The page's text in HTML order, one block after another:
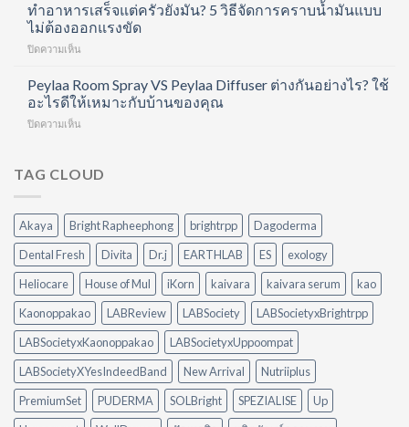
ข้อ
และ
หนึ่ง
เดียว
ด้วย
Hair
Routine
ทำได้
เอง
ชั่วโมง
แต่
ตื่น
มา
สดชื่น
ทำอาหารเสร็จแต่ครัวยังมัน? 5 วิธีจัดการคราบน้ำมันแบบ
ไม่ต้องออกแรงขัด
ปิดความเห็น
เสร็จ
แต่
ครัว
5
คราบ
น้ำมัน
ไม่
ต้อง
ออกแรง
ขัด
Peylaa Room Spray VS Peylaa Diffuser ต่างกันอย่างไร? ใช้
อะไรดีให้เหมาะกับบ้านของคุณ
ปิดความเห็น
Spray
Diffuser
ต่าง
กัน
อย่างไร?
ใช้
อะไร
ดี
ให้
เหมาะ
กับ
บ้าน
ของ
คุณ
TAG CLOUD
Akaya Bright Rapheephong brightrpp
Dagoderma
Dental Fresh
Divita Dr.j EARTHLAB ES
exology
Heliocare
House of Mul iKorn kaivara kaivara serum
kao
Kaonoppakao
LABReview LABSociety
LABSocietyxBrightrpp
LABSocietyxKaonoppakao
LABSocietyxUppoompat
LABSocietyXYesIndeedBand
New Arrival
Nutriiplus
PremiumSet
PUDERMA SOLBright SPEZIALISE
Up